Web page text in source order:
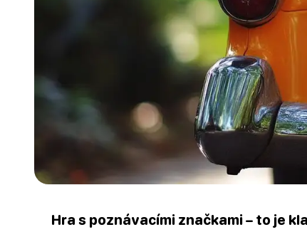
Hra s poznávacími značkami – to je